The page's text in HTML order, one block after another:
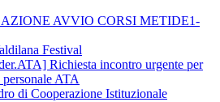
AVVIO CORSI METIDE1-
Festival
Richiesta incontro urgente per
ATA
di Cooperazione Istituzionale